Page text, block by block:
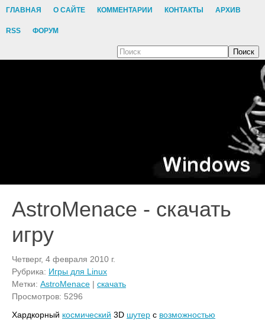
ГЛАВНАЯ О САЙТЕ КОММЕНТАРИИ КОНТАКТЫ АРХИВ
RSS ФОРУМ
Поиск
AstroMenace - скачать
игру
Четверг, 4 февраля 2010 г.
Рубрика: Игры для Linux
Метки: AstroMenace | скачать
Просмотров: 5296
Хардкорный космический 3D шутер с возможностью